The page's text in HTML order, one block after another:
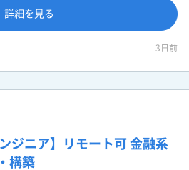
詳細を見る
3日前
ジニア】リモート可 金融系
構築